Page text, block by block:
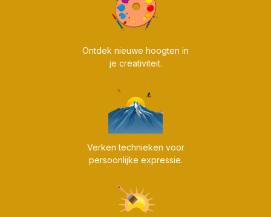
Ontdek nieuwe hoogten in
je creativiteit.
Verken technieken voor
persoonlijke expressie.